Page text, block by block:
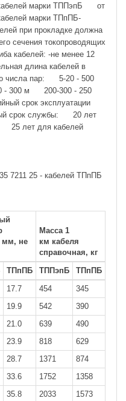
марки ТППэпБ от
марки ТПпПБ-
при прокладке должна
сечения токопроводящих
кабелей: -не менее 12
длина кабелей в
числа пар: 5-20 - 500
300 м 200-300 - 250
срок эксплуатации
срок службы: 20 лет
25 лет для кабелей
7211 25 - кабелей ТПпПБ
мм, не
Масса 1
км кабеля
справочная, кг
ТПпПБ ТППэпБ
ТПпПБ
17.7 454
345
19.9 542
390
21.0 639
490
23.9 818
629
28.7 1371
874
33.6 1752
1358
35.8 2033
1573